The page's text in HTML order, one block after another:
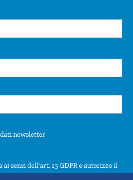
newsletter
sensi dell'art. 13 GDPR e autorizzo il